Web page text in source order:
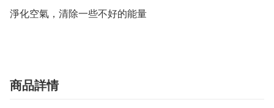
淨化空氣，清除一些不好的能量
商品詳情